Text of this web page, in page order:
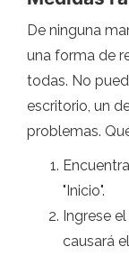
De ninguna
una forma de
todas. No
escritorio, un
problemas.
"Inicio".
Ingrese
causará